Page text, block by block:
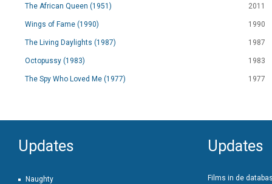
The African Queen (1951)
2011
Wings of Fame (1990) 1990
The Living Daylights (1987) 1987
Octopussy (1983) 1983
The Spy Who Loved Me (1977) 1977
Updates
Naughty
Updates
Films in de